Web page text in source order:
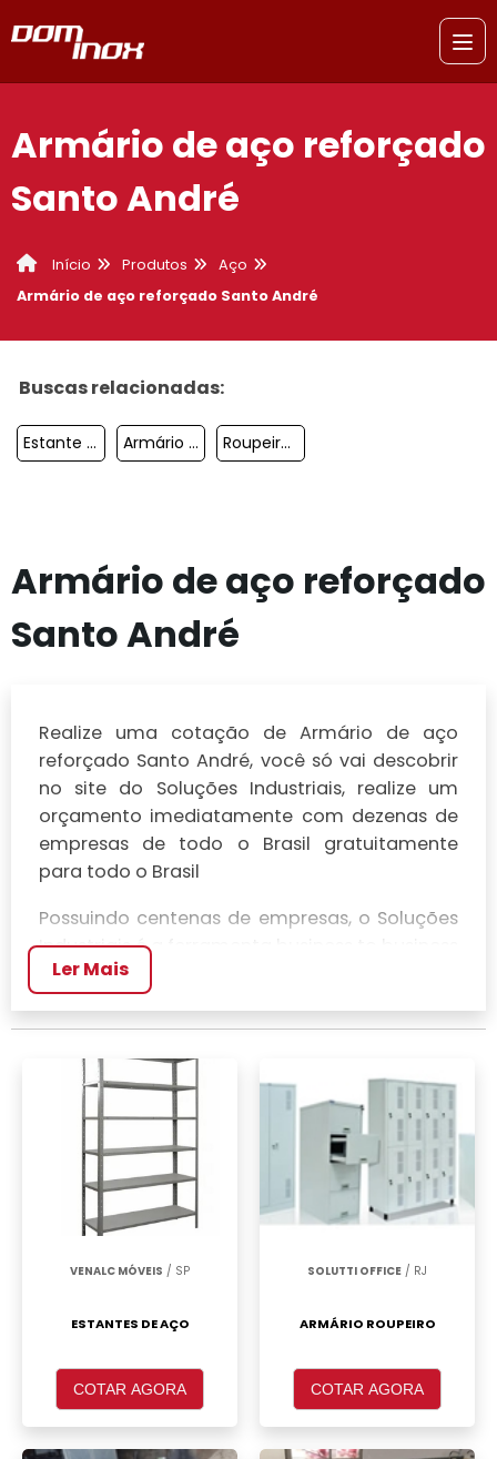
Armário de aço reforçado
Santo André
Início Produtos
Aço
Armário de aço reforçado Santo André
Buscas relacionadas:
Estante De Aço Para Arquivo Morto Sacomã Armário De Aço 2 Portas São Paulo Roupeiro De Aço 8 Portas Grandes Sacomã
Armário de aço reforçado
Santo André
Realize uma cotação de Armário de aço
reforçado Santo André, você só vai descobrir
no site do Soluções Industriais, realize um
orçamento imediatamente com dezenas de
empresas de todo o Brasil gratuitamente
para todo o Brasil
Possuindo centenas de empresas, o Soluções
Industriais é a ferramenta business to business
mais completo da área industrial. Para
realizar um orçamento de Armário de aço
reforçado Santo André, clique em um ou mais
dos anuciantes a seguir:
Ler Mais
VENALC MÓVEIS / SP
ESTANTES DE AÇO
COTAR AGORA
SOLUTTI OFFICE / RJ
ARMÁRIO ROUPEIRO
COTAR AGORA